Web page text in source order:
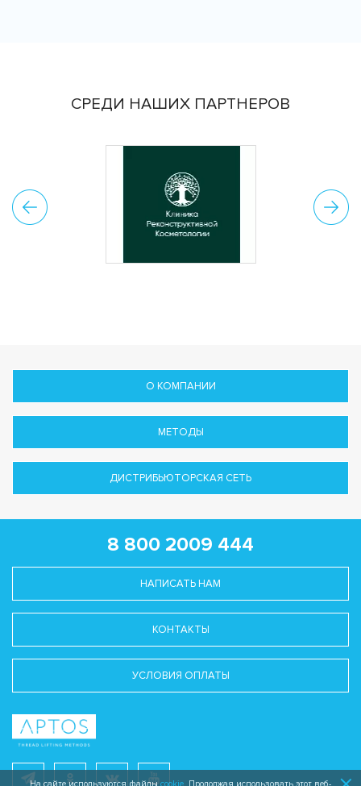
СРЕДИ НАШИХ ПАРТНЕРОВ
О КОМПАНИИ
МЕТОДЫ
ДИСТРИБЬЮТОРСКАЯ СЕТЬ
8 800 2009 444
НАПИСАТЬ НАМ
КОНТАКТЫ
УСЛОВИЯ ОПЛАТЫ